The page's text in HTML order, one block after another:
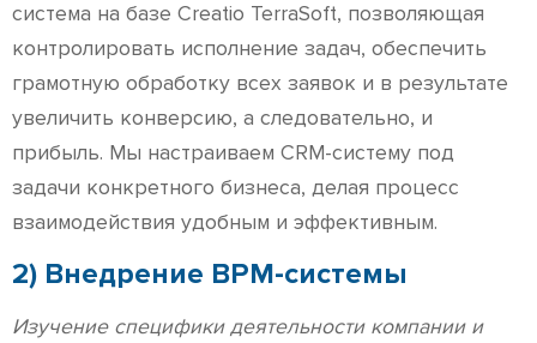
система на базе Creatio TerraSoft, позволяющая
контролировать исполнение задач, обеспечить
грамотную обработку всех заявок и в результате
увеличить конверсию, а следовательно, и
прибыль. Мы настраиваем CRM-систему под
задачи конкретного бизнеса, делая процесс
взаимодействия удобным и эффективным.
2) Внедрение BPM-системы
Изучение специфики деятельности компании и